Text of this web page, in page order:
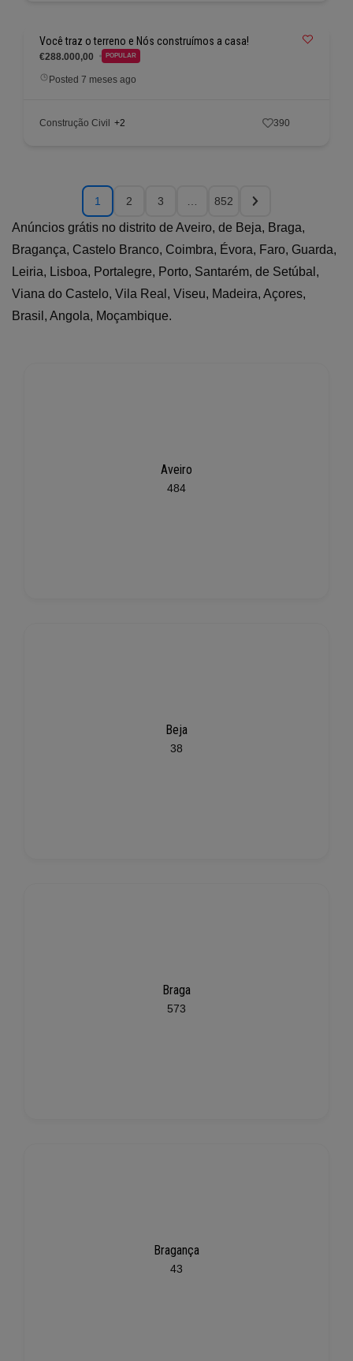
Você traz o terreno e Nós construímos a casa!
€288.000,00 POPULAR
Posted 7 meses ago
Construção Civil +2 390
1 2 3 852
Anúncios grátis no distrito de Aveiro, de Beja, Braga,
Bragança, Castelo Branco, Coimbra, Évora, Faro, Guarda,
Leiria, Lisboa, Portalegre, Porto, Santarém, de Setúbal,
Viana do Castelo, Vila Real, Viseu, Madeira, Açores,
Brasil, Angola, Moçambique.
Aveiro
484
Beja
38
Braga
573
Bragança
43